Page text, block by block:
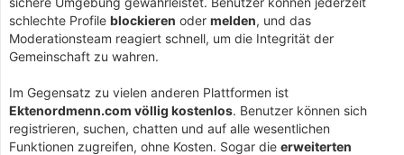
schlechte Profile blockieren oder melden, und das
Moderationsteam reagiert schnell, um die Integrität der
Gemeinschaft zu wahren.
Im Gegensatz zu vielen anderen Plattformen ist
Ektenordmenn.com völlig kostenlos. Benutzer können sich
registrieren, suchen, chatten und auf alle wesentlichen
Funktionen zugreifen, ohne Kosten. Sogar die erweiterten